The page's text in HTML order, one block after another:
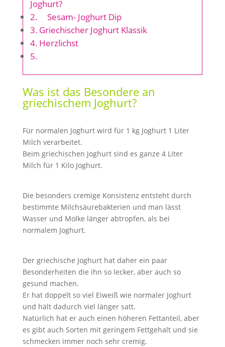
Joghurt?
⠀ Sesam- Joghurt Dip⠀
Griechischer Joghurt Klassik
Herzlichst
Was ist das Besondere an
griechischem Joghurt?
Für normalen Joghurt wird für 1 kg Joghurt 1 Liter
Milch verarbeitet.⠀
Beim griechischen Joghurt sind es ganze 4 Liter
Milch für 1 Kilo Joghurt.
Die besonders cremige Konsistenz entsteht durch
bestimmte Milchsäurebakterien und man lässt
Wasser und Molke länger abtropfen, als bei
normalem Joghurt.
Der griechische Joghurt hat daher ein paar
Besonderheiten die ihn so lecker, aber auch so
gesund machen.⠀
Er hat doppelt so viel Eiweiß wie normaler Joghurt
und hält dadurch viel länger satt.⠀
Natürlich hat er auch einen höheren Fettanteil, aber
es gibt auch Sorten mit geringem Fettgehalt und sie
schmecken immer noch sehr cremig.⠀